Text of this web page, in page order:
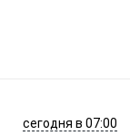
сегодня в 07:00